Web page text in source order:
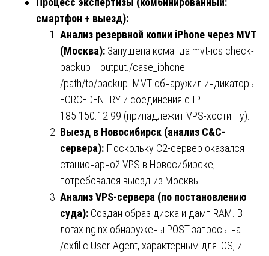
смартфон + выезд):
Анализ резервной копии iPhone через MVT
(Москва): Запущена команда mvt-ios check-
backup —output./case_iphone
/path/to/backup. MVT обнаружил индикаторы
FORCEDENTRY и соединения с IP
185.150.12.99 (принадлежит VPS-хостингу).
Выезд в Новосибирск (анализ C&C-
сервера): Поскольку C2-сервер оказался
стационарной VPS в Новосибирске,
потребовался выезд из Москвы.
Анализ VPS-сервера (по постановлению
суда): Создан образ диска и дамп RAM. В
логах nginx обнаружены POST-запросы на
/exfil с User-Agent, характерным для iOS, и